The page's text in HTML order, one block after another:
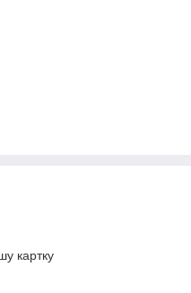
картку